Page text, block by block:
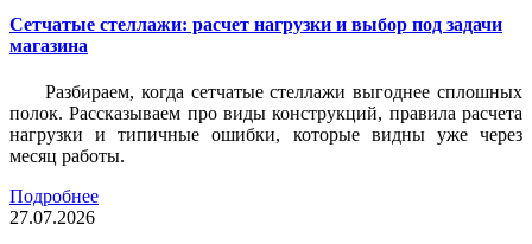
Сетчатые стеллажи: расчет нагрузки и выбор под задачи
магазина
Разбираем, когда сетчатые стеллажи выгоднее сплошных
полок. Рассказываем про виды конструкций, правила расчета
нагрузки и типичные ошибки, которые видны уже через
месяц работы.
Подробнее
27.07.2026